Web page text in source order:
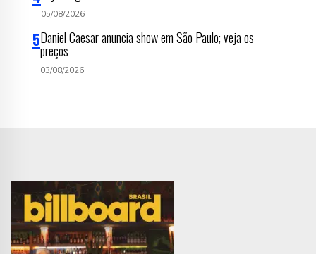
05/08/2026
Daniel Caesar anuncia show em São Paulo; veja os
preços
03/08/2026